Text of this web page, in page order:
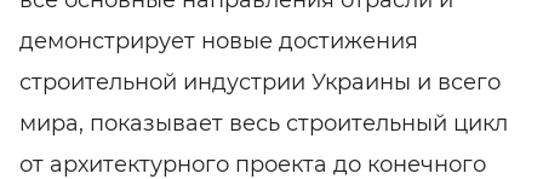
демонстрирует новые достижения
строительной индустрии Украины и всего
мира, показывает весь строительный цикл
от архитектурного проекта до конечного